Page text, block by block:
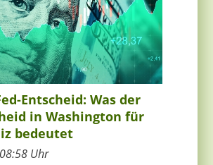
Entscheid: Was der
in Washington für
bedeutet
Uhr